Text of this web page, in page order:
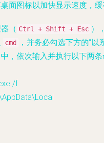
面图标以加快显示速度，
（ Ctrl + Shift + Esc ）
cmd
，并务必勾选下方的“
，依次输入并执行以下两
/f